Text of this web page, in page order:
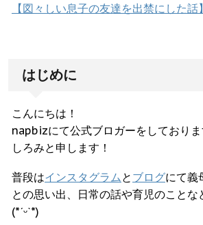
【図々しい息子の友達を出禁にした話】
はじめに
こんにちは！
napbizにて公式ブロガーをしておりま
しろみと申します！
普段はインスタグラム と ブログにて義
との思い出、日常の話や育児のことな
(*ˊᵕˋ*)